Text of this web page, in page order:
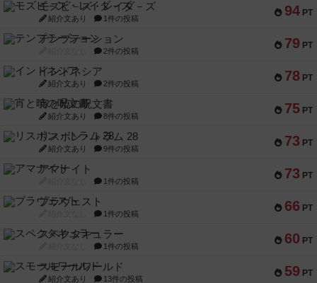
94 PT
モズビ－ズ・レイダ－ズ
紹介文あり 1件の投稿
79 PT
テンプテーション
2件の投稿
78 PT
インドネシア
紹介文あり 2件の投稿
75 PT
宵と暁の呪文書
紹介文あり 8件の投稿
73 PT
リスボン・トラム 28
紹介文あり 9件の投稿
73 PT
アマナイト
1件の投稿
66 PT
ブラヴェスト
1件の投稿
60 PT
スペクタキュラー
1件の投稿
59 PT
スモールワールド
紹介文あり 13件の投稿